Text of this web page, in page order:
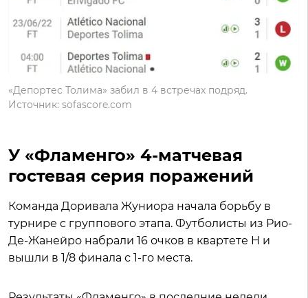
«Депортес Толима» забил в 4 встречах подряд.
Источник: sofascore.com
У «Фламенго» 4-матчевая
гостевая серия поражений
Команда Доривала Жуниора начала борьбу в
турнире с группового этапа. Футболисты из Рио-
Де-Жанейро набрали 16 очков в квартете H и
вышли в 1/8 финала с 1-го места.